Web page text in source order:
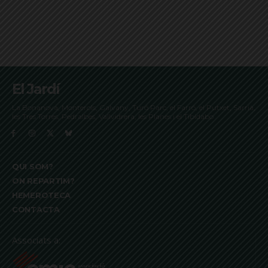
El Jardí
La Bonanova, Monterols, Galvany, Turó Parc, el Farró, el Putxet, Sarrià,
les Tres Torres, Pedralbes, Vallvidrera, les Planes i el Tibidabo
QUI SOM?
ON REPARTIM?
HEMEROTECA
CONTACTA
Associats a: